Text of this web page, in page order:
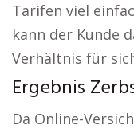
Tarifen viel
kann der Kunde
Verhältnis für
Ergebnis
Da Online-